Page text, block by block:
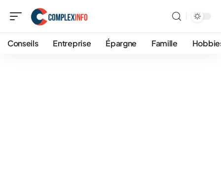
Conseils Entreprise Épargne Famille